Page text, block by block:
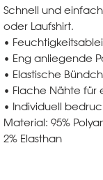
Schnell und
oder Laufshirt.
•
• Eng anliegende
• Elastische
• Flache Nähte für
• Individuell
Material: 95%
2% Elasthan